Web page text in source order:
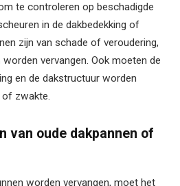
te controleren op beschadigde
in de dakbedekking of
zijn van schade of veroudering,
vervangen. Ook moeten de
en de dakstructuur worden
zwakte.
van oude dakpannen of
worden vervangen, moet het